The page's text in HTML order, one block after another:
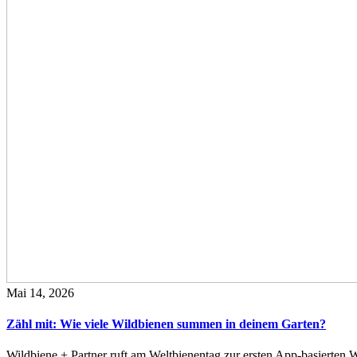
Mai 14, 2026
Zähl mit: Wie viele Wildbienen summen in deinem Garten?